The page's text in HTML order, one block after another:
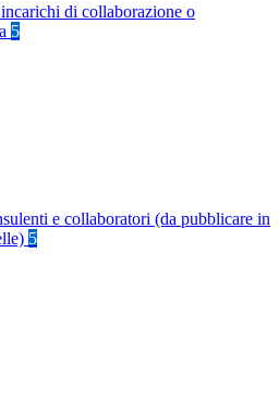
di collaborazione o
5
e collaboratori (da pubblicare in
5